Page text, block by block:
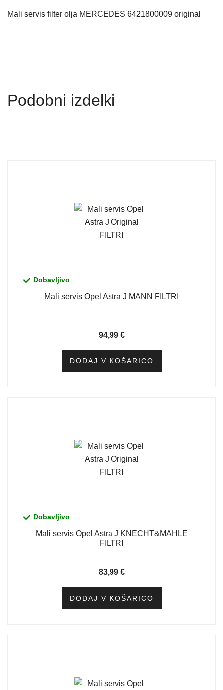
Mali servis filter olja MERCEDES 6421800009 original
Podobni izdelki
Dobavljivo
Mali servis Opel Astra J MANN FILTRI
94,99 €
DODAJ V KOŠARICO
Dobavljivo
Mali servis Opel Astra J KNECHT&MAHLE
FILTRI
83,99 €
DODAJ V KOŠARICO